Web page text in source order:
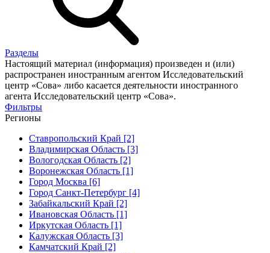
Разделы
Настоящий материал (информация) произведен и (или)
распространен иностранным агентом Исследовательский
центр «Сова» либо касается деятельности иностранного
агента Исследовательский центр «Сова».
Фильтры
Регионы
Ставропольский Край [2]
Владимирская Область [3]
Вологодская Область [2]
Воронежская Область [1]
Город Москва [6]
Город Санкт-Петербург [4]
Забайкальский Край [2]
Ивановская Область [1]
Иркутская Область [1]
Калужская Область [3]
Камчатский Край [2]